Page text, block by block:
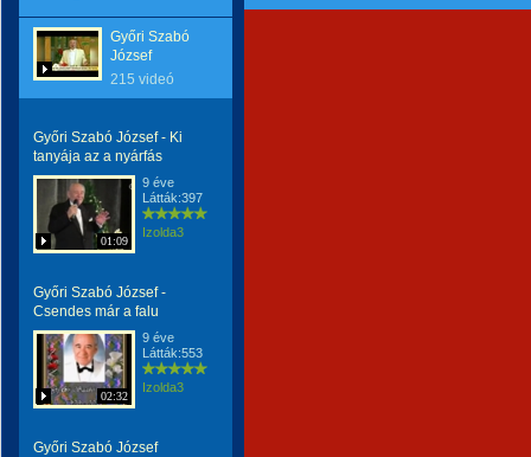
Győri Szabó
József
215 videó
Győri Szabó József - Ki
tanyája az a nyárfás
01:09
9 éve
Látták:397
Izolda3
Győri Szabó József -
Csendes már a falu
02:32
9 éve
Látták:553
Izolda3
Győri Szabó József